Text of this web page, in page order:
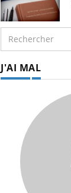
J'AI MAL